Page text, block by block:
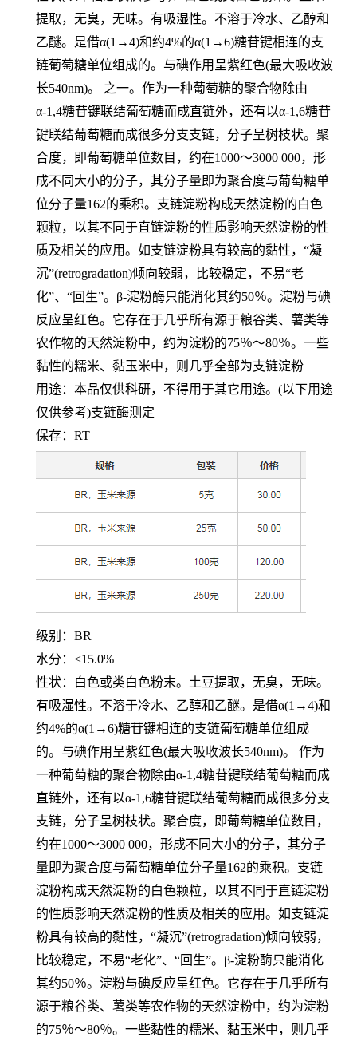
提取，无臭，无味。有吸湿性。不溶于冷水、乙醇和
乙醚。是借α(1→4)和约4%的α(1→6)糖苷键相连的支
链葡萄糖单位组成的。与碘作用呈紫红色(最大吸收波
长540nm)。 之一。作为一种葡萄糖的聚合物除由
α-1,4糖苷键联结葡萄糖而成直链外，还有以α-1,6糖苷
键联结葡萄糖而成很多分支支链，分子呈树枝状。聚
合度，即葡萄糖单位数目，约在1000～3000 000，形
成不同大小的分子，其分子量即为聚合度与葡萄糖单
位分子量162的乘积。支链淀粉构成天然淀粉的白色
颗粒，以其不同于直链淀粉的性质影响天然淀粉的性
质及相关的应用。如支链淀粉具有较高的黏性，“凝
沉”(retrogradation)倾向较弱，比较稳定，不易“老
化”、“回生”。β-淀粉酶只能消化其约50％。淀粉与碘
反应呈红色。它存在于几乎所有源于粮谷类、薯类等
农作物的天然淀粉中，约为淀粉的75％～80％。一些
黏性的糯米、黏玉米中，则几乎全部为支链淀粉
用途：本品仅供科研，不得用于其它用途。 (以下用途
仅供参考)支链酶测定
保存： RT
级别： BR
水分： ≤15.0%
性状：白色或类白色粉末。土豆提取，无臭，无味。
有吸湿性。不溶于冷水、乙醇和乙醚。是借α(1→4)和
约4%的α(1→6)糖苷键相连的支链葡萄糖单位组成
的。与碘作用呈紫红色(最大吸收波长540nm)。 作为
一种葡萄糖的聚合物除由α-1,4糖苷键联结葡萄糖而成
直链外，还有以α-1,6糖苷键联结葡萄糖而成很多分支
支链，分子呈树枝状。聚合度，即葡萄糖单位数目，
约在1000～3000 000，形成不同大小的分子，其分子
量即为聚合度与葡萄糖单位分子量162的乘积。支链
淀粉构成天然淀粉的白色颗粒，以其不同于直链淀粉
的性质影响天然淀粉的性质及相关的应用。如支链淀
粉具有较高的黏性，“凝沉”(retrogradation)倾向较弱，
比较稳定，不易“老化”、“回生”。β-淀粉酶只能消化
其约50％。淀粉与碘反应呈红色。它存在于几乎所有
源于粮谷类、薯类等农作物的天然淀粉中，约为淀粉
的75％～80％。一些黏性的糯米、黏玉米中，则几乎